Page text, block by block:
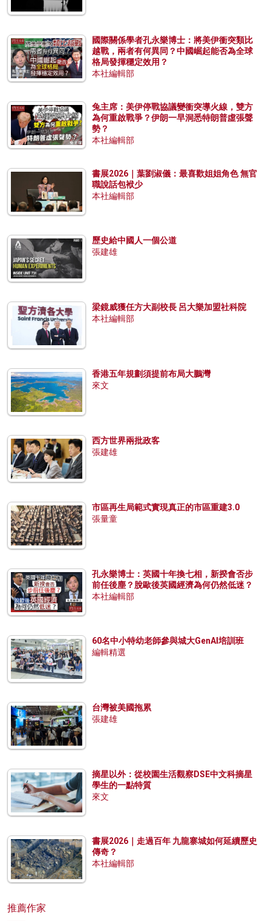
國際關係學者孔永樂博士：將美伊衝突類比
越戰，兩者有何異同？中國崛起能否為全球
格局發揮穩定效用？
本社編輯部
兔主席：美伊停戰協議變衝突導火線，雙方
為何重啟戰爭？伊朗一早洞悉特朗普虛張聲
勢？
本社編輯部
書展2026｜葉劉淑儀：最喜歡姐姐角色 無官
職說話包袱少
本社編輯部
歷史給中國人一個公道
張建雄
梁鏡威獲任方大副校長 呂大樂加盟社科院
本社編輯部
香港五年規劃須提前布局大鵬灣
來文
西方世界兩批政客
張建雄
市區再生局範式實現真正的市區重建3.0
張量童
孔永樂博士：英國十年換七相，新揆會否步
前任後塵？脫歐後英國經濟為何仍然低迷？
本社編輯部
60名中小特幼老師參與城大GenAI培訓班
編輯精選
台灣被美國拖累
張建雄
摘星以外：從校園生活觀察DSE中文科摘星
學生的一點特質
來文
書展2026｜走過百年 九龍寨城如何延續歷史
傳奇？
本社編輯部
推薦作家